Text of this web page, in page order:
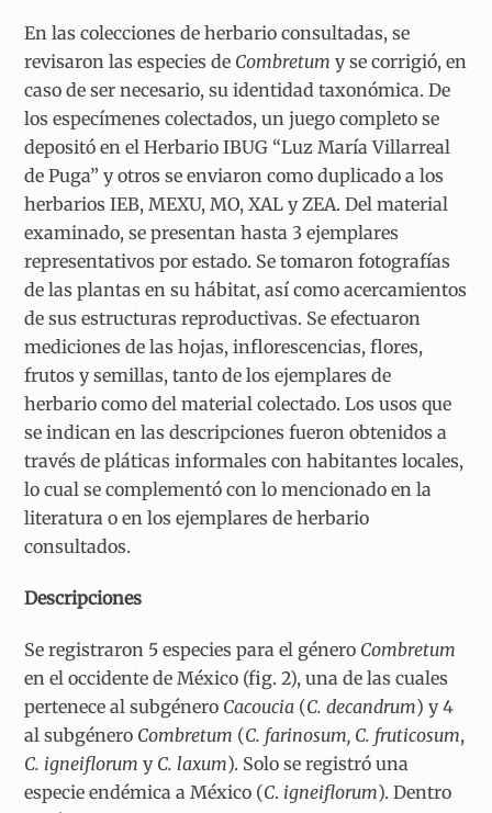
En las colecciones de herbario consultadas, se
revisaron las especies de Combretum y se corrigió, en
caso de ser necesario, su identidad taxonómica. De
los especímenes colectados, un juego completo se
depositó en el Herbario IBUG “Luz María Villarreal
de Puga” y otros se enviaron como duplicado a los
herbarios IEB, MEXU, MO, XAL y ZEA. Del material
examinado, se presentan hasta 3 ejemplares
representativos por estado. Se tomaron fotografías
de las plantas en su hábitat, así como acercamientos
de sus estructuras reproductivas. Se efectuaron
mediciones de las hojas, inflorescencias, flores,
frutos y semillas, tanto de los ejemplares de
herbario como del material colectado. Los usos que
se indican en las descripciones fueron obtenidos a
través de pláticas informales con habitantes locales,
lo cual se complementó con lo mencionado en la
literatura o en los ejemplares de herbario
consultados.
Descripciones
Se registraron 5 especies para el género Combretum
en el occidente de México (fig. 2), una de las cuales
pertenece al subgénero Cacoucia (C. decandrum) y 4
al subgénero Combretum (C. farinosum, C. fruticosum,
C. igneiflorum yC. laxum). Solo se registró una
especie endémica a México (C. igneiflorum). Dentro